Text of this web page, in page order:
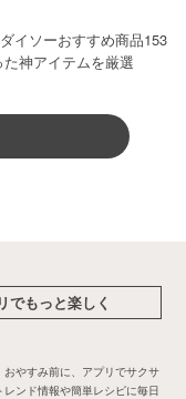
イソーおすすめ商品153
神アイテムを厳選
でもっと楽しく
おやすみ前に、アプリでサクサ
レンド情報や簡単レシピに毎日